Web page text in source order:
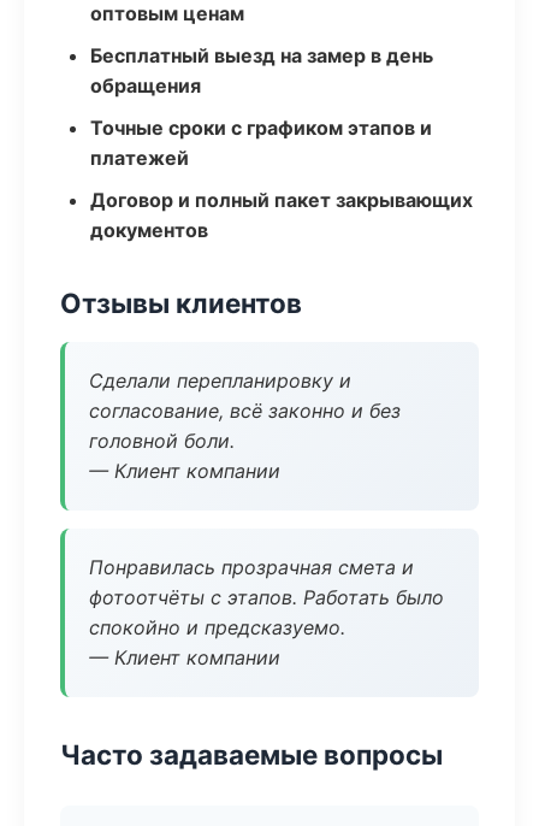
оптовым ценам
Бесплатный выезд на замер в день
обращения
Точные сроки с графиком этапов и
платежей
Договор и полный пакет закрывающих
документов
Отзывы клиентов
Сделали перепланировку и
согласование, всё законно и без
головной боли.
— Клиент компании
Понравилась прозрачная смета и
фотоотчёты с этапов. Работать было
спокойно и предсказуемо.
— Клиент компании
Часто задаваемые вопросы